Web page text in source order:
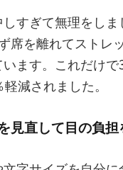
すぎて無理をし
席を離れてストレ
ます。これだけで
減されました。
見直して目の負